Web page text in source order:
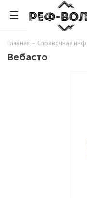
Главная - Справочная
Вебасто